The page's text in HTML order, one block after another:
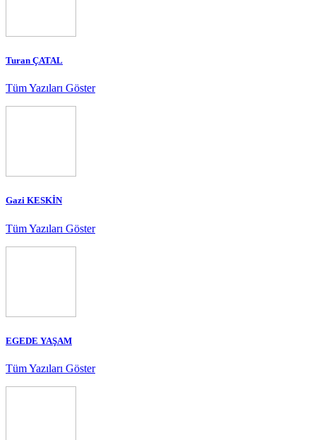
Turan ÇATAL
Tüm Yazıları Göster
Gazi KESKİN
Tüm Yazıları Göster
EGEDE YAŞAM
Tüm Yazıları Göster